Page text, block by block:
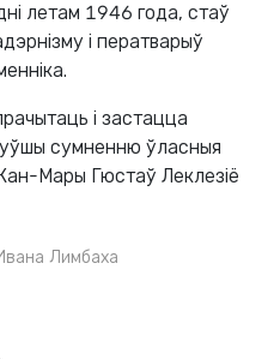
летам 1946 года, стаў
і ператварыў
і застацца
сумненню ўласныя
Мары Гюстаў Леклезіё
Лимбаха